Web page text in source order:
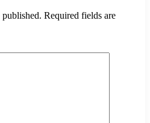
Required fields are